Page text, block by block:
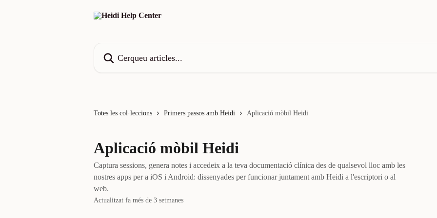
Totes les col·leccions Primers passos amb Heidi Aplicació mòbil Heidi
Aplicació mòbil Heidi
Captura sessions, genera notes i accedeix a la teva documentació clínica des de qualsevol lloc amb les
nostres apps per a iOS i Android: dissenyades per funcionar juntament amb Heidi a l'escriptori o al
web.
Actualitzat fa més de 3 setmanes